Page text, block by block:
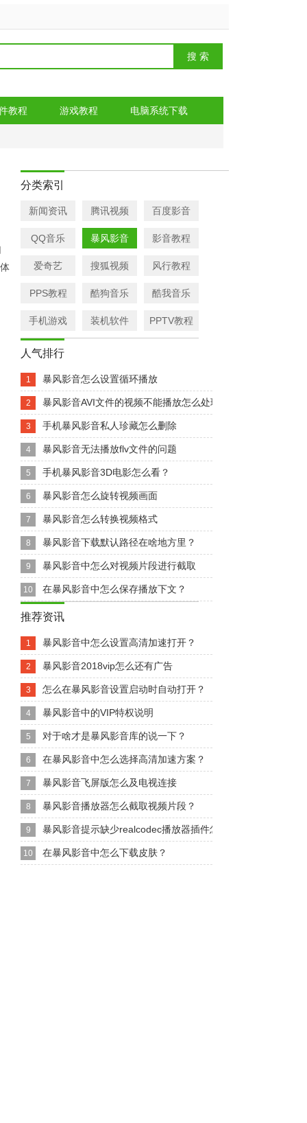
教程 游戏教程 电脑系统下载
分类索引
新闻资讯 腾讯视频 百度影音
QQ音乐 暴风影音 影音教程
爱奇艺 搜狐视频 风行教程
PPS教程 酷狗音乐 酷我音乐
手机游戏 装机软件 PPTV教程
人气排行
1 暴风影音怎么设置循环播放
2 暴风影音AVI文件的视频不能播放怎么处理?
3 手机暴风影音私人珍藏怎么删除
4 暴风影音无法播放flv文件的问题
5 手机暴风影音3D电影怎么看？
6 暴风影音怎么旋转视频画面
7 暴风影音怎么转换视频格式
8 暴风影音下载默认路径在啥地方里？
9 暴风影音中怎么对视频片段进行截取
10 在暴风影音中怎么保存播放下文？
推荐资讯
1 暴风影音中怎么设置高清加速打开？
2 暴风影音2018vip怎么还有广告
3 怎么在暴风影音设置启动时自动打开？
4 暴风影音中的VIP特权说明
5 对于啥才是暴风影音库的说一下？
6 在暴风影音中怎么选择高清加速方案？
7 暴风影音飞屏版怎么及电视连接
8 暴风影音播放器怎么截取视频片段？
9 暴风影音提示缺少realcodec播放器插件怎么办
10 在暴风影音中怎么下载皮肤？